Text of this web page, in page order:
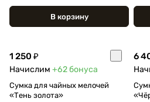
В корзину
1 250 ₽
Начислим +62бонуса
Сумка для чайных мелочей
«Тень золота»
6